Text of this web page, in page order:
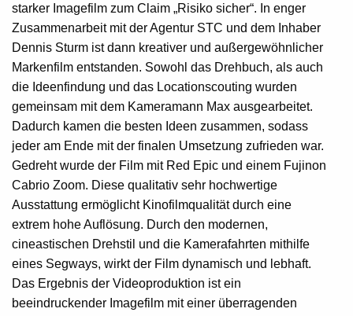
starker Imagefilm zum Claim „Risiko sicher“. In enger
Zusammenarbeit mit der Agentur STC und dem Inhaber
Dennis Sturm ist dann kreativer und außergewöhnlicher
Markenfilm entstanden. Sowohl das Drehbuch, als auch
die Ideenfindung und das Locationscouting wurden
gemeinsam mit dem Kameramann Max ausgearbeitet.
Dadurch kamen die besten Ideen zusammen, sodass
jeder am Ende mit der finalen Umsetzung zufrieden war.
Gedreht wurde der Film mit Red Epic und einem Fujinon
Cabrio Zoom. Diese qualitativ sehr hochwertige
Ausstattung ermöglicht Kinofilmqualität durch eine
extrem hohe Auflösung. Durch den modernen,
cineastischen Drehstil und die Kamerafahrten mithilfe
eines Segways, wirkt der Film dynamisch und lebhaft.
Das Ergebnis der Videoproduktion ist ein
beeindruckender Imagefilm mit einer überragenden